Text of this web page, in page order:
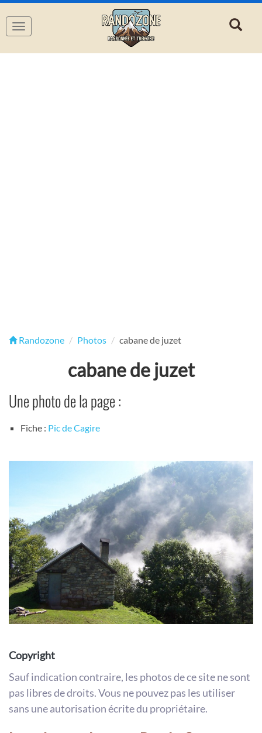
Navigation
Randozone Photos cabane de juzet
cabane de juzet
Une photo de la page :
Fiche : Pic de Cagire
Copyright
Sauf indication contraire, les photos de ce site ne sont
pas libres de droits. Vous ne pouvez pas les utiliser
sans une autorisation écrite du propriétaire.